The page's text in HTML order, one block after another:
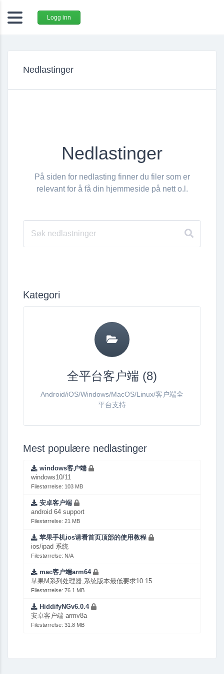
Logg inn
Nedlastinger
Nedlastinger
På siden for nedlasting finner du filer som er
relevant for å få din hjemmeside på nett o.l.
Kategori
全平台客户端 (8)
Android/iOS/Windows/MacOS/Linux/客户端全
平台支持
Mest populære nedlastinger
windows客户端
windows10/11
Filestørrelse: 103 MB
安卓客户端
android 64 support
Filestørrelse: 21 MB
苹果手机ios请看首页顶部的使用教程
ios/ipad 系统
Filestørrelse: N/A
mac客户端arm64
苹果M系列处理器,系统版本最低要求10.15
Filestørrelse: 76.1 MB
HiddifyNGv6.0.4
安卓客户端 armv8a
Filestørrelse: 31.8 MB